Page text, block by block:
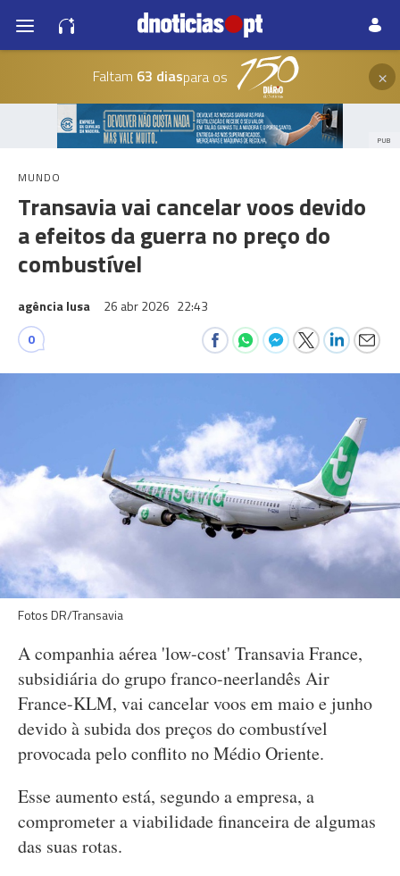
Faltam 63 diaspara os ×
PUB
MUNDO
Transavia vai cancelar voos devido
a efeitos da guerra no preço do
combustível
agência lusa 26 abr 2026 22:43
0
Fotos DR/Transavia
A companhia aérea 'low-cost' Transavia France,
subsidiária do grupo franco-neerlandês Air
France-KLM, vai cancelar voos em maio e junho
devido à subida dos preços do combustível
provocada pelo conflito no Médio Oriente.
Esse aumento está, segundo a empresa, a
comprometer a viabilidade financeira de algumas
das suas rotas.